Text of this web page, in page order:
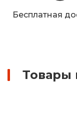
Бесплатная
Товары